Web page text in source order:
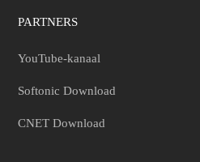
PARTNERS
YouTube-kanaal
Softonic Download
CNET Download